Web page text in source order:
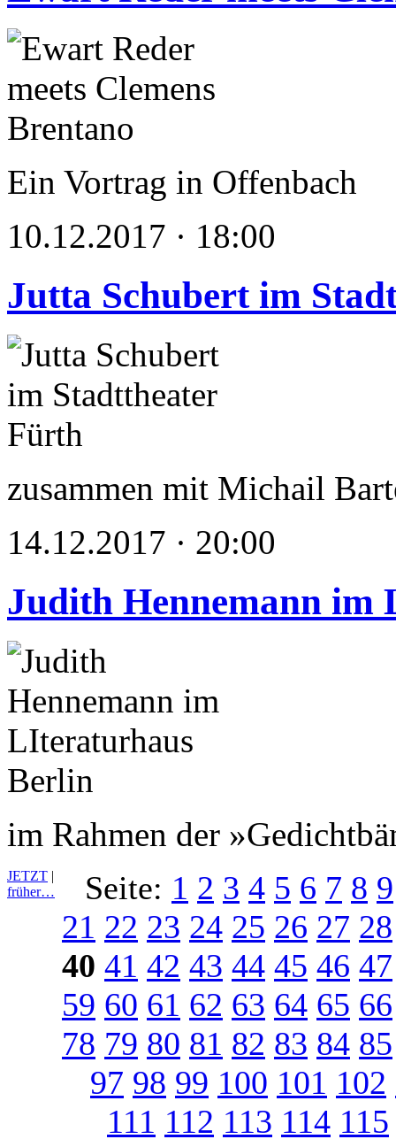
Ein Vortrag in Offenbach
10.12.2017 · 18:00
Jutta Schubert im
zusammen mit Michail
14.12.2017 · 20:00
Judith Hennemann
im Rahmen der
JETZT |
früher…
Seite: 1 2 3 4 5 6 7 8 9
21 22 23 24 25 26 27 28
40 41 42 43 44 45 46 47
59 60 61 62 63 64 65 66
78 79 80 81 82 83 84 85
97 98 99 100 101 102
111 112 113 114 115